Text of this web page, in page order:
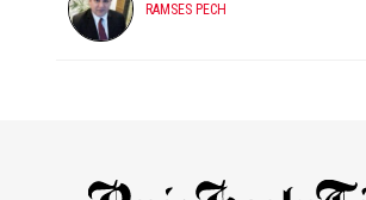
RAMSES PECH